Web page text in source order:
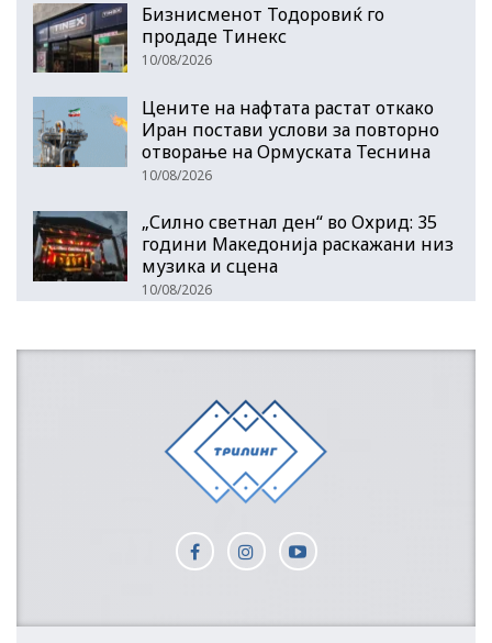
Бизнисменот Тодоровиќ го
продаде Тинекс
10/08/2026
Цените на нафтата растат откако
Иран постави услови за повторно
отворање на Ормуската Теснина
10/08/2026
„Силно светнал ден“ во Охрид: 35
години Македонија раскажани низ
музика и сцена
10/08/2026